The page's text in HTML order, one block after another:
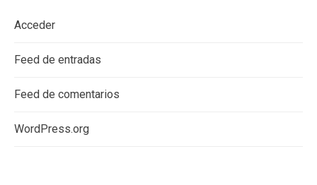
Acceder
Feed de entradas
Feed de comentarios
WordPress.org